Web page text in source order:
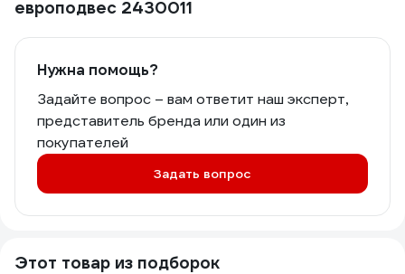
европодвес 2430011
Нужна помощь?
Задайте вопрос – вам ответит наш эксперт,
представитель бренда или один из
покупателей
Задать вопрос
Этот товар из подборок